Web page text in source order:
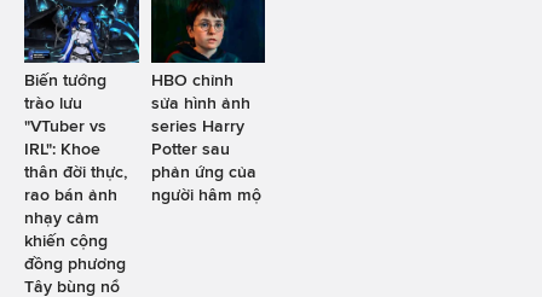
Biến tướng
trào lưu
"VTuber vs
IRL": Khoe
thân đời thực,
rao bán ảnh
nhạy cảm
khiến cộng
đồng phương
Tây bùng nổ
HBO chỉnh
sửa hình ảnh
series Harry
Potter sau
phản ứng của
người hâm mộ